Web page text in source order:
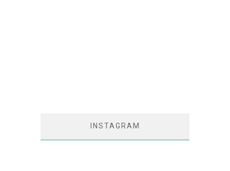
INSTAGRAM